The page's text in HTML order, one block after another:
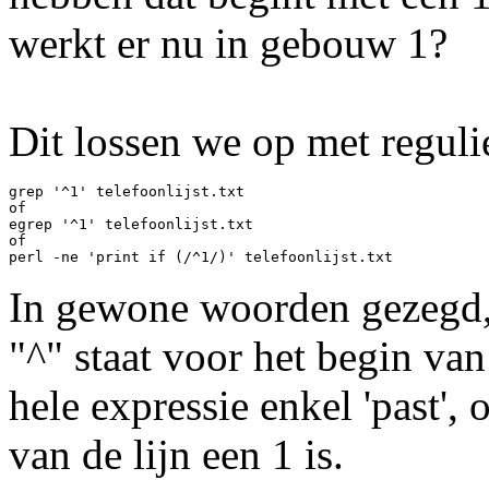
werkt er nu in gebouw 1?
Dit lossen we op met
grep '^1' telefoonlijst.txt
of
egrep '^1' telefoonlijst.txt
of
In gewone woorden
"^" staat voor het begin
hele expressie enkel 'past',
van de lijn een 1 is.